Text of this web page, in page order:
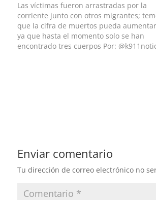
Las víctimas fueron arrastradas por la
corriente junto con otros migrantes;
que la cifra de muertos pueda
ya que hasta el momento solo se han
encontrado tres cuerpos Por:
Enviar comentario
Tu dirección de correo electrónico no